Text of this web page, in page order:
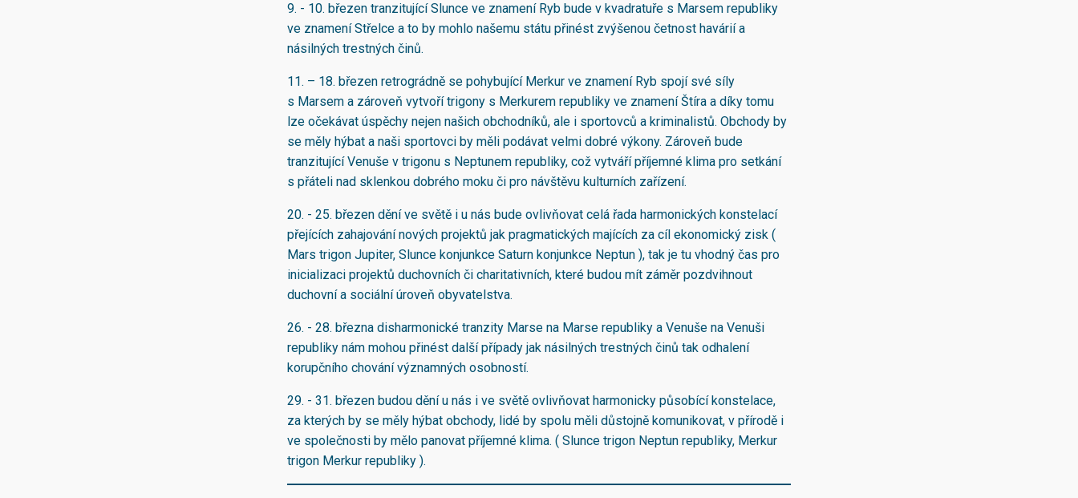
9. - 10. březen tranzitující Slunce ve znamení Ryb bude v kvadratuře s Marsem republiky
ve znamení Střelce a to by mohlo našemu státu přinést zvýšenou četnost havárií a
násilných trestných činů.
11. – 18. březen retrográdně se pohybující Merkur ve znamení Ryb spojí své síly
s Marsem a zároveň vytvoří trigony s Merkurem republiky ve znamení Štíra a díky tomu
lze očekávat úspěchy nejen našich obchodníků, ale i sportovců a kriminalistů. Obchody by
se měly hýbat a naši sportovci by měli podávat velmi dobré výkony. Zároveň bude
tranzitující Venuše v trigonu s Neptunem republiky, což vytváří příjemné klima pro setkání
s přáteli nad sklenkou dobrého moku či pro návštěvu kulturních zařízení.
20. - 25. březen dění ve světě i u nás bude ovlivňovat celá řada harmonických konstelací
přejících zahajování nových projektů jak pragmatických majících za cíl ekonomický zisk (
Mars trigon Jupiter, Slunce konjunkce Saturn konjunkce Neptun ), tak je tu vhodný čas pro
inicializaci projektů duchovních či charitativních, které budou mít záměr pozdvihnout
duchovní a sociální úroveň obyvatelstva.
26. - 28. března disharmonické tranzity Marse na Marse republiky a Venuše na Venuši
republiky nám mohou přinést další případy jak násilných trestných činů tak odhalení
korupčního chování významných osobností.
29. - 31. březen budou dění u nás i ve světě ovlivňovat harmonicky působící konstelace,
za kterých by se měly hýbat obchody, lidé by spolu měli důstojně komunikovat, v přírodě i
ve společnosti by mělo panovat příjemné klima. ( Slunce trigon Neptun republiky, Merkur
trigon Merkur republiky ).